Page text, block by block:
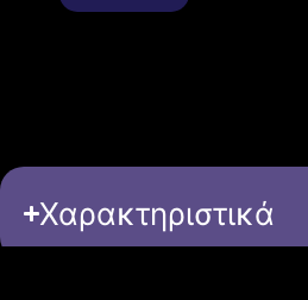
Χαρακτηριστικά